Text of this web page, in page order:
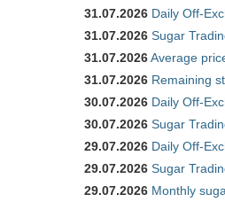
31.07.2026 Daily Off-
31.07.2026 Sugar
31.07.2026Average
31.07.2026 Remaining
30.07.2026 Daily Off-
30.07.2026 Sugar
29.07.2026 Daily Off-
29.07.2026 Sugar
29.07.2026 Monthly